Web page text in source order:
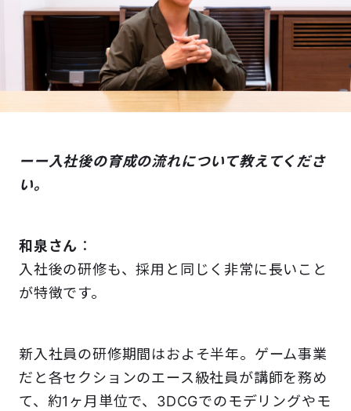
ーー入社後の育成の流れについて教えてくださ
い。
和泉さん ：
入社後の研修も、採用と同じく非常に長いこと
が特徴です。
新入社員の研修期間はおよそ半年。ゲーム事業
だと各セクションのエース級社員が講師を務め
て、約1ヶ月単位で、3DCGでのモデリングやモ